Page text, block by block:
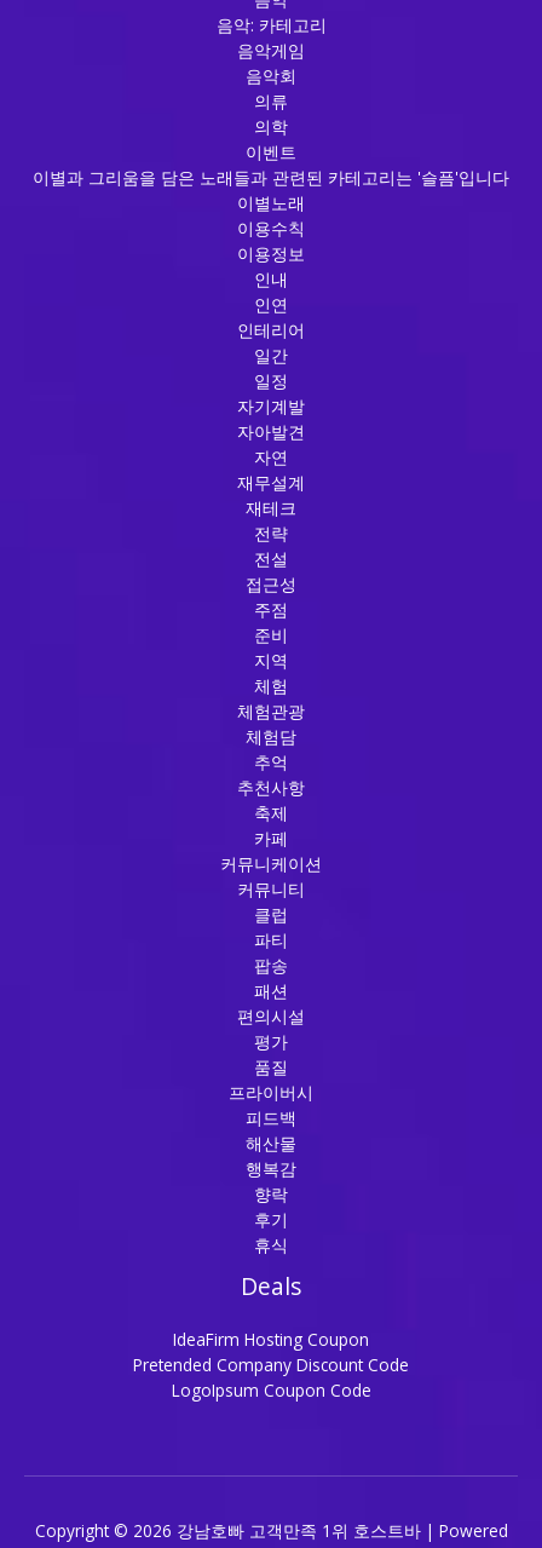
음악: 카테고리
음악게임
음악회
의류
의학
이벤트
이별과 그리움을 담은 노래들과 관련된 카테고리는 '슬픔'입니다
이별노래
이용수칙
이용정보
인내
인연
인테리어
일간
일정
자기계발
자아발견
자연
재무설계
재테크
전략
전설
접근성
주점
준비
지역
체험
체험관광
체험담
추억
추천사항
축제
카페
커뮤니케이션
커뮤니티
클럽
파티
팝송
패션
편의시설
평가
품질
프라이버시
피드백
해산물
행복감
향락
후기
휴식
Deals
IdeaFirm Hosting Coupon
Pretended Company Discount Code
LogoIpsum Coupon Code
Copyright © 2026 강남호빠 고객만족 1위 호스트바 | Powered